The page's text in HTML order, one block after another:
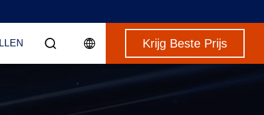
Krijg Beste Prijs